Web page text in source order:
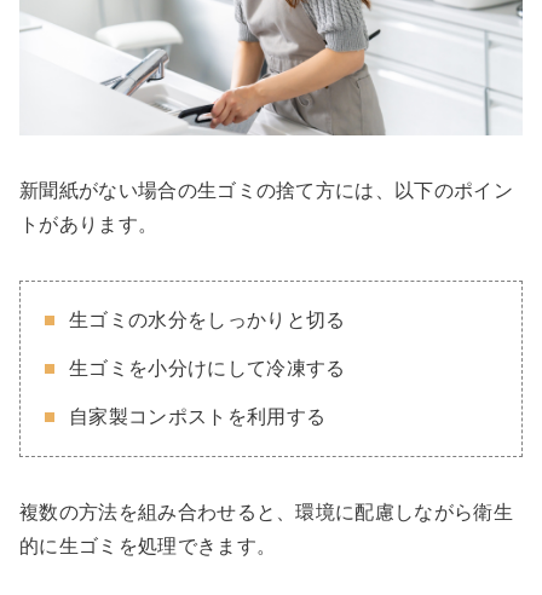
新聞紙がない場合の生ゴミの捨て方には、以下のポイン
トがあります。
生ゴミの水分をしっかりと切る
生ゴミを小分けにして冷凍する
自家製コンポストを利用する
複数の方法を組み合わせると、環境に配慮しながら衛生
的に生ゴミを処理できます。